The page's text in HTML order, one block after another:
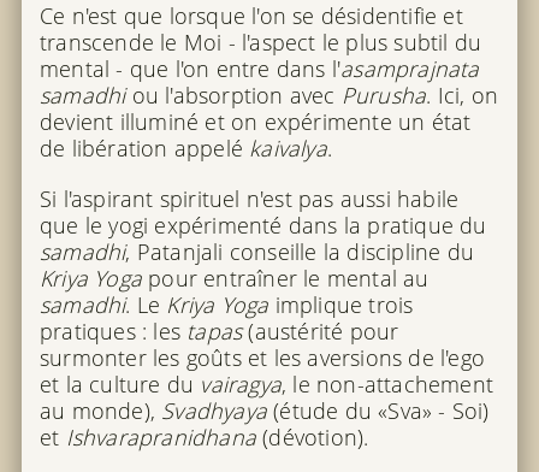
Ce n'est que lorsque l'on se désidentifie et
transcende le Moi - l'aspect le plus subtil du
mental - que l'on entre dans l'asamprajnata
samadhiou l'absorption avec Purusha. Ici, on
devient illuminé et on expérimente un état
de libération appelé kaivalya.
Si l'aspirant spirituel n'est pas aussi habile
que le yogi expérimenté dans la pratique du
samadhi, Patanjali conseille la discipline du
Kriya Yogapour entraîner le mental au
samadhi. Le Kriya Yoga implique trois
pratiques : les tapas(austérité pour
surmonter les goûts et les aversions de l'ego
et la culture du vairagya, le non-attachement
au monde), Svadhyaya(étude du «Sva» - Soi)
et Ishvarapranidhana(dévotion).